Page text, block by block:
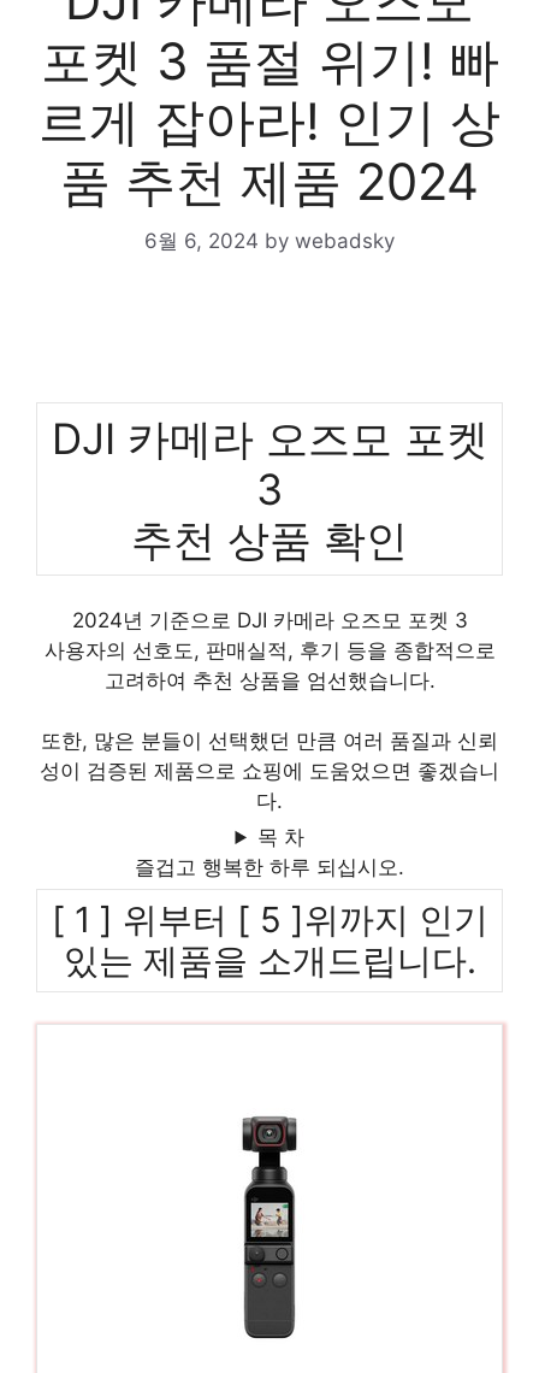
포켓 3 품절 위기! 빠
르게 잡아라! 인기 상
품 추천 제품 2024
6월 6, 2024 by webadsky
DJI 카메라 오즈모 포켓
3
추천 상품 확인
2024년 기준으로 DJI 카메라 오즈모 포켓 3
사용자의 선호도, 판매실적, 후기 등을 종합적으로
고려하여 추천 상품을 엄선했습니다.
또한, 많은 분들이 선택했던 만큼 여러 품질과 신뢰
성이 검증된 제품으로 쇼핑에 도움었으면 좋겠습니
다.
목 차
즐겁고 행복한 하루 되십시오.
[ 1 ] 위부터 [ 5 ]위까지 인기
있는 제품을 소개드립니다.